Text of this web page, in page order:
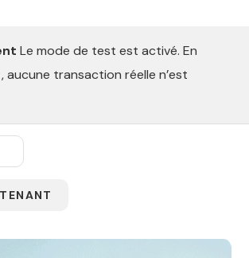
Le mode de test est activé. En
transaction réelle n’est